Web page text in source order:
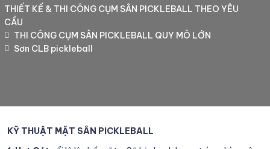
THIẾT KẾ & THI CÔNG CỤM SÂN PICKLEBALL THEO YÊU
CẦU
THI CÔNG CỤM SÂN PICKLEBALL QUY MÔ LỚN
Sơn CLB pickleball
KỸ THUẬT MẶT SÂN PICKLEBALL